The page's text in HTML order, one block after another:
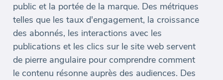
public et la portée de la marque. Des métriques
telles que les taux d'engagement, la croissance
des abonnés, les interactions avec les
publications et les clics sur le site web servent
de pierre angulaire pour comprendre comment
le contenu résonne auprès des audiences. Des